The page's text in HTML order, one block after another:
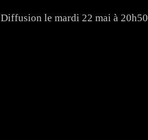
Diffusion le mardi 22 mai à